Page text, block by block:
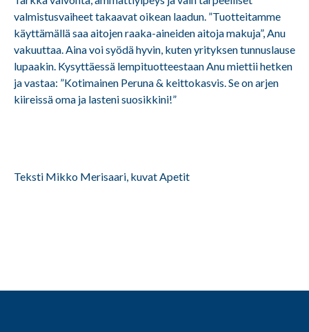
valmistusvaiheet takaavat oikean laadun. ”Tuotteitamme
käyttämällä saa aitojen raaka-aineiden aitoja makuja”, Anu
vakuuttaa. Aina voi syödä hyvin, kuten yrityksen tunnuslause
lupaakin. Kysyttäessä lempituotteestaan Anu miettii hetken
ja vastaa: ”Kotimainen Peruna & keittokasvis. Se on arjen
kiireissä oma ja lasteni suosikkini!”
Teksti Mikko Merisaari, kuvat Apetit